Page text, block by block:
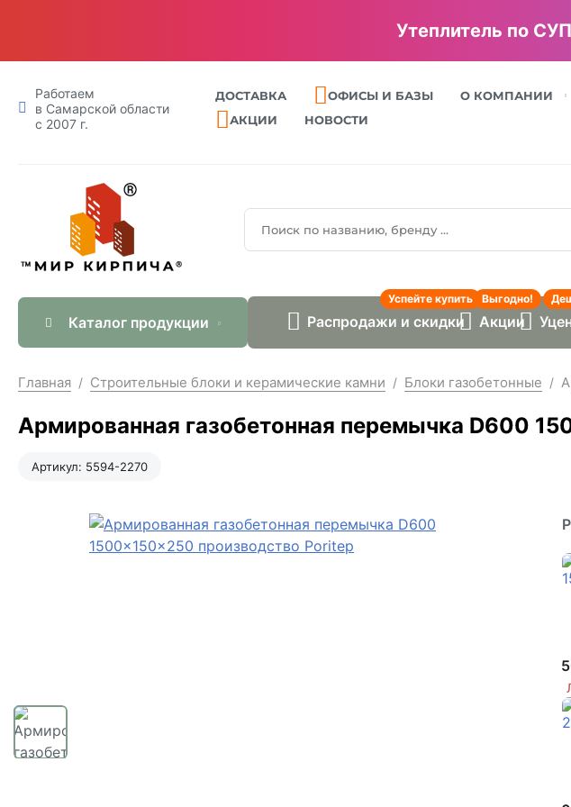
Утеплитель по
Работаем
в Самарской области
с 2007 г.
ДОСТАВКА ОФИСЫ И БАЗЫ О КОМПАНИИ
АКЦИИ НОВОСТИ
Каталог продукции Распродажи и скидки
Успейте купить
Акции
Выгодно!
Главная / Строительные блоки и керамические камни / Блоки газобетонные /
Армированная газобетонная перемычка D600
Артикул: 5594-2270